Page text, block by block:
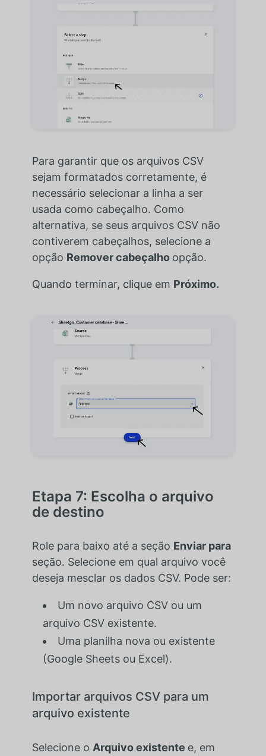
Para garantir que os arquivos CSV
sejam formatados corretamente, é
necessário selecionar a linha a ser
usada como cabeçalho. Como
alternativa, se seus arquivos CSV não
contiverem cabeçalhos, selecione a
opção Remover cabeçalho opção.
Quando terminar, clique em Próximo.
Etapa 7: Escolha o arquivo
de destino
Role para baixo até a seção Enviar para
seção. Selecione em qual arquivo você
deseja mesclar os dados CSV. Pode ser:
Um novo arquivo CSV ou um
arquivo CSV existente.
Uma planilha nova ou existente
(Google Sheets ou Excel).
Importar arquivos CSV para um
arquivo existente
Selecione o Arquivo existente e, em